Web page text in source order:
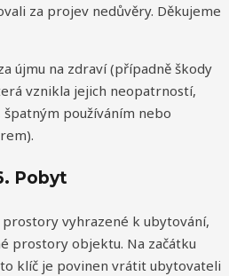
za projev nedůvěry. Děkujeme
újmu na zdraví (případně škody
vznikla jejich neopatrností,
používáním nebo
Pobyt
vyhrazené k ubytování,
prostory objektu. Na začátku
klíč je povinen vrátit ubytovateli